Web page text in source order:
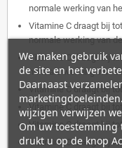
normale werking van
Vitamine C draagt bij
normale werking van
Vitamine C draagt bij
normale werking van
Vitamine C draagt bij
Vitamine C draagt bij
Vitamine C draagt bij
Vitamine C draagt bij
We maken gebruik
de site en het
Daarnaast
wijzigen verwijzen
Om uw toestemming
drukt u op de knop